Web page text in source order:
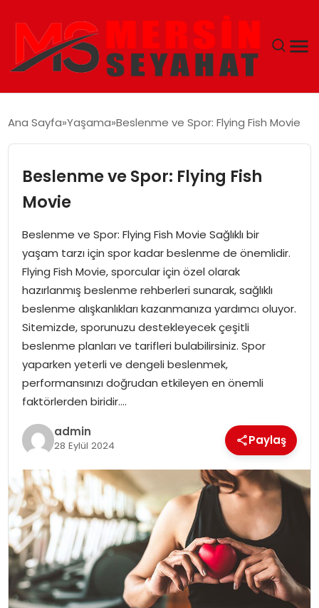
EKONOMI
EĞITIM
GÜNCEL
Ana Sayfa Yaşama Beslenme ve Spor: Flying Fish Movie
Beslenme ve Spor: Flying Fish
Movie
Beslenme ve Spor: Flying Fish Movie Sağlıklı bir
yaşam tarzı için spor kadar beslenme de önemlidir.
Flying Fish Movie, sporcular için özel olarak
hazırlanmış beslenme rehberleri sunarak, sağlıklı
beslenme alışkanlıkları kazanmanıza yardımcı oluyor.
Sitemizde, sporunuzu destekleyecek çeşitli
beslenme planları ve tarifleri bulabilirsiniz. Spor
yaparken yeterli ve dengeli beslenmek,
performansınızı doğrudan etkileyen en önemli
faktörlerden biridir….
admin
28 Eylül 2024 Paylaş